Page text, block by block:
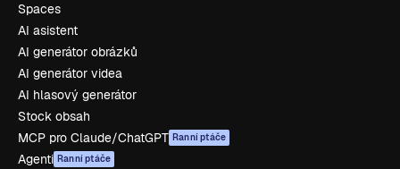
Spaces
AI asistent
AI generátor obrázků
AI generátor videa
AI hlasový generátor
Stock obsah
MCP pro Claude/ChatGPT Ranní ptáče
Agenti Ranní ptáče